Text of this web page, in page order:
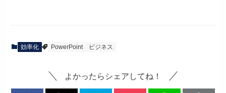
効率化 PowerPoint ビジネス
よかったらシェアしてね！